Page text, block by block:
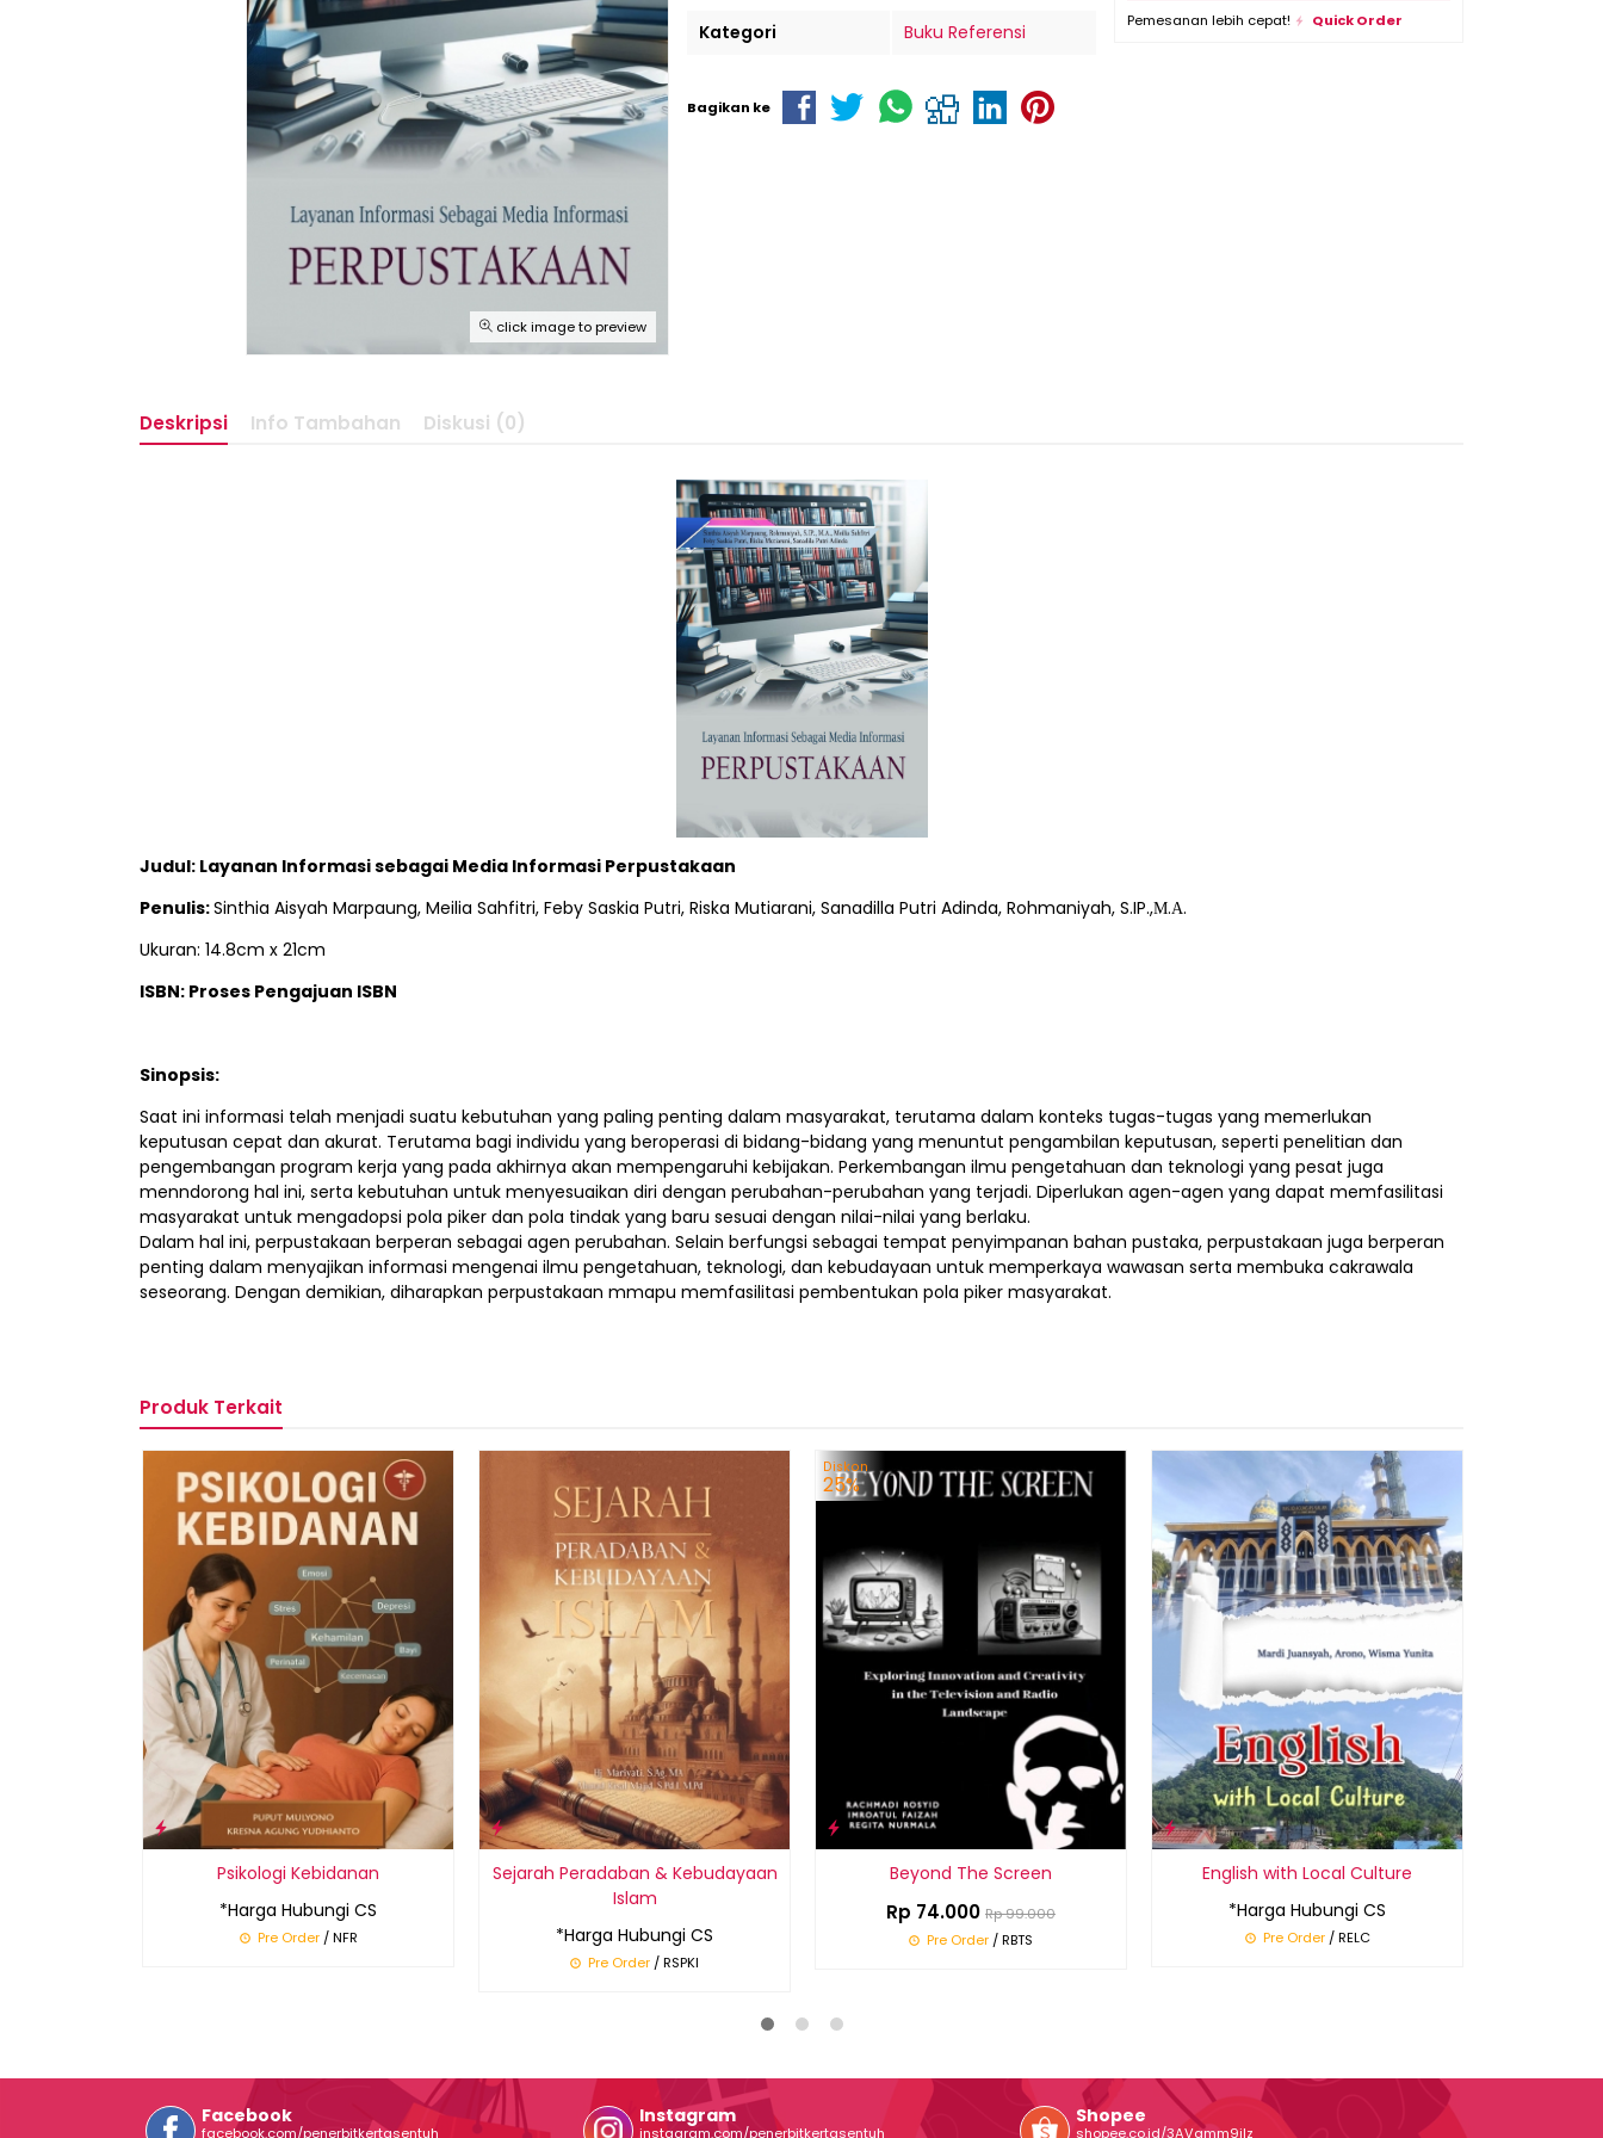
click image to preview
Kategori
Buku Referensi Pemesanan lebih cepat! Quick Order
Bagikan ke
Deskripsi Info Tambahan Diskusi (0)
Judul: Layanan Informasi sebagai Media Informasi Perpustakaan
Penulis:Sinthia Aisyah Marpaung, Meilia Sahfitri, Feby Saskia Putri, Riska Mutiarani, Sanadilla Putri Adinda, Rohmaniyah, S.IP.,Μ.Α.
Ukuran: 14.8cm x 21cm
ISBN: Proses Pengajuan ISBN
Sinopsis:
Saat ini informasi telah menjadi suatu kebutuhan yang paling penting dalam masyarakat, terutama dalam konteks tugas-tugas yang memerlukan
keputusan cepat dan akurat. Terutama bagi individu yang beroperasi di bidang-bidang yang menuntut pengambilan keputusan, seperti penelitian dan
pengembangan program kerja yang pada akhirnya akan mempengaruhi kebijakan. Perkembangan ilmu pengetahuan dan teknologi yang pesat juga
menndorong hal ini, serta kebutuhan untuk menyesuaikan diri dengan perubahan-perubahan yang terjadi. Diperlukan agen-agen yang dapat memfasilitasi
masyarakat untuk mengadopsi pola piker dan pola tindak yang baru sesuai dengan nilai-nilai yang berlaku.
Dalam hal ini, perpustakaan berperan sebagai agen perubahan. Selain berfungsi sebagai tempat penyimpanan bahan pustaka, perpustakaan juga berperan
penting dalam menyajikan informasi mengenai ilmu pengetahuan, teknologi, dan kebudayaan untuk memperkaya wawasan serta membuka cakrawala
seseorang. Dengan demikian, diharapkan perpustakaan mmapu memfasilitasi pembentukan pola piker masyarakat.
Produk Terkait
Psikologi Kebidanan
*Harga Hubungi CS
Pre Order/ NFR
Sejarah Peradaban & Kebudayaan
Islam
*Harga Hubungi CS
Pre Order / RSPKI
Diskon
25%
Beyond The Screen
Rp 74.000 Rp 99.000
Pre Order / RBTS
English with Local Culture
*Harga Hubungi CS
Pre Order/ RELC
Facebook
facebook.com/penerbitkertasentuh
Instagram
instagram.com/penerbitkertasentuh
Shopee
shopee.co.id/3AVgmm9ilz